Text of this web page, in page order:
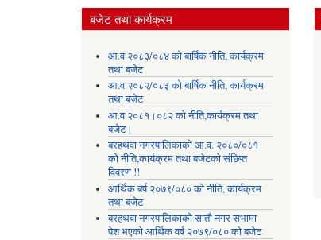
बजेट तथा कार्यक्रम
आ.व २०८३/०८४ को बार्षिक नीति, कार्यक्रम
तथा बजेट
आ.व २०८२/०८३ को बार्षिक नीति, कार्यक्रम
तथा बजेट
आ.व २०८१।०८२ को नीति,कार्यक्रम तथा
बजेट।
बरहथवा नगरपालिकाको आ.व. २०८०/०८१
को नीति,कार्यक्रम तथा बजेटको संछिप्त
विवरण !!
आर्थिक बर्ष २०७९/०८० को नीति, कार्यक्रम
तथा बजेट
बरहथवा नगरपालिकाको सातौ नगर सभामा
पेश भएको आर्थिक वर्ष २०७९/०८० को बजेट